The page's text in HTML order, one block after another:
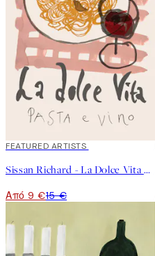
40%*
FEATURED ARTISTS
Sissan Richard - La Dolce Vita Poster
Από 9 €15 €